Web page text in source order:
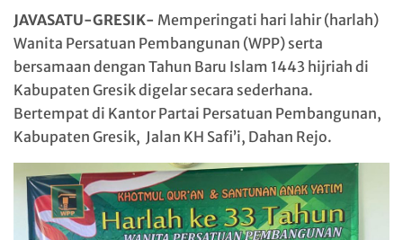
JAVASATU-GRESIK- Memperingati hari lahir (harlah)
Wanita Persatuan Pembangunan (WPP) serta
bersamaan dengan Tahun Baru Islam 1443 hijriah di
Kabupaten Gresik digelar secara sederhana.
Bertempat di Kantor Partai Persatuan Pembangunan,
Kabupaten Gresik, Jalan KH Safi’i, Dahan Rejo.